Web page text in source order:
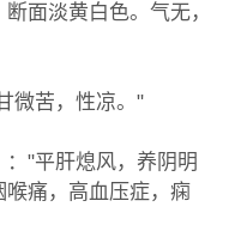
面淡黄白色。气无，
微苦，性凉。"
"平肝熄风，养阴明
喉痛，高血压症，痫